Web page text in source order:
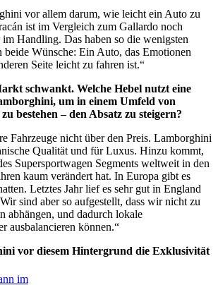
vor allem darum, wie leicht ein Auto zu
ist im Vergleich zum Gallardo noch
Handling. Das haben so die wenigsten
Wünsche: Ein Auto, das Emotionen
Seite leicht zu fahren ist.“
schwankt. Welche Hebel nutzt eine
um in einem Umfeld von
bestehen – den Absatz zu steigern?
Fahrzeuge nicht über den Preis. Lamborghini
Qualität und für Luxus. Hinzu kommt,
Supersportwagen Segments weltweit in den
kaum verändert hat. In Europa gibt es
Letztes Jahr lief es sehr gut in England
sind aber so aufgestellt, dass wir nicht zu
abhängen, und dadurch lokale
ausbalancieren können.“
vor diesem Hintergrund die Exklusivität